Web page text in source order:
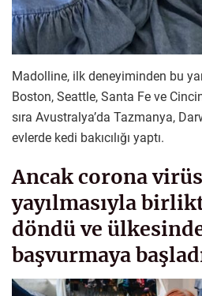
Madolline, ilk deneyiminden bu
Boston, Seattle, Santa Fe ve
sıra Avustralya’da Tazmanya,
evlerde kedi bakıcılığı yaptı.
Ancak corona
yayılmasıyla
döndü ve
başvurmaya